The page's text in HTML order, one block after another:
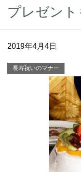
プレゼント
2019年4月4日
長寿祝いのマナー